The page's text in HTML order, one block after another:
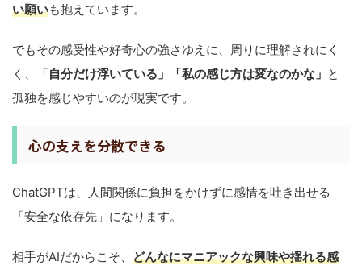
い願いも抱えています。
でもその感受性や好奇心の強さゆえに、周りに理解されにく
く、
「自分だけ浮いている」「私の感じ方は変なのかな」 と
孤独を感じやすいのが現実です。
心の支えを分散できる
ChatGPTは、人間関係に負担をかけずに感情を吐き出せる
「安全な依存先」になります。
相手がAIだからこそ、 どんなにマニアックな興味や揺れる感